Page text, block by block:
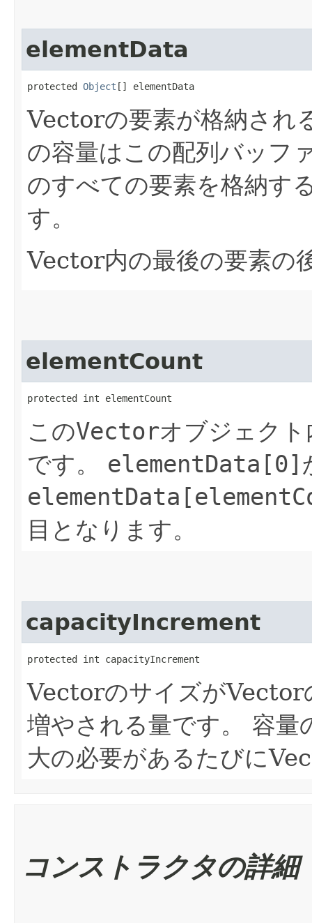
elementData
protected Object [] elementData
Vectorの要素が格納され
の容量はこの配列バッフ
のすべての要素を格納す
す。
Vector内の最後の要素の
elementCount
protected int elementCount
このVectorオブジェク
です。
elementData[0]
目となります。
capacityIncrement
protected int capacityIncrement
VectorのサイズがVector
増やされる量です。
容量
大の必要があるたびに
コンストラクタの詳細